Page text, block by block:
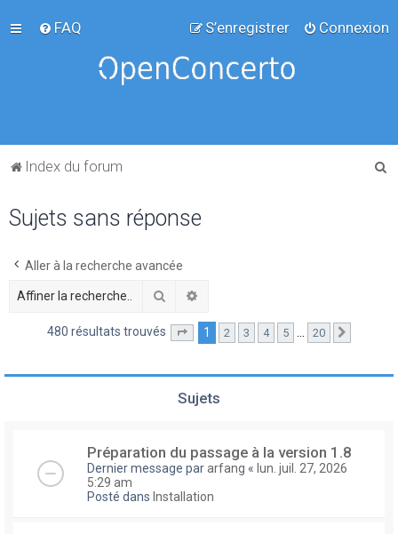
FAQ Connexion
S’enregistrer
Index du forum
Sujets sans réponse
Aller à la recherche avancée
Rechercher
480 résultats trouvés Page sur20
1 2 3 4 5 … 20
Sujets
Préparation du passage à la version 1.8
Dernier message pararfang « lun. juil. 27, 2026
5:29 am
Posté dans Installation